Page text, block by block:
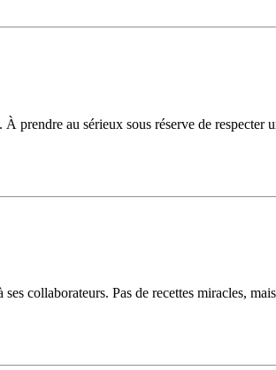
prendre au sérieux sous réserve de respecter
collaborateurs. Pas de recettes miracles,